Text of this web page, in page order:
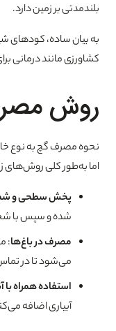
بلندمدتی بر زمین دارد.
به بیان ساده، کودهای
کشاورزی مانند درمانی
روش
نحوه مصرف گچ به نوع
اما به‌طور کلی روش‌های
پخش سطحی و
شده و سپس با
مصرف در باغ‌ها:
می‌شود تا در
استفاده همراه با
آبیاری اضافه